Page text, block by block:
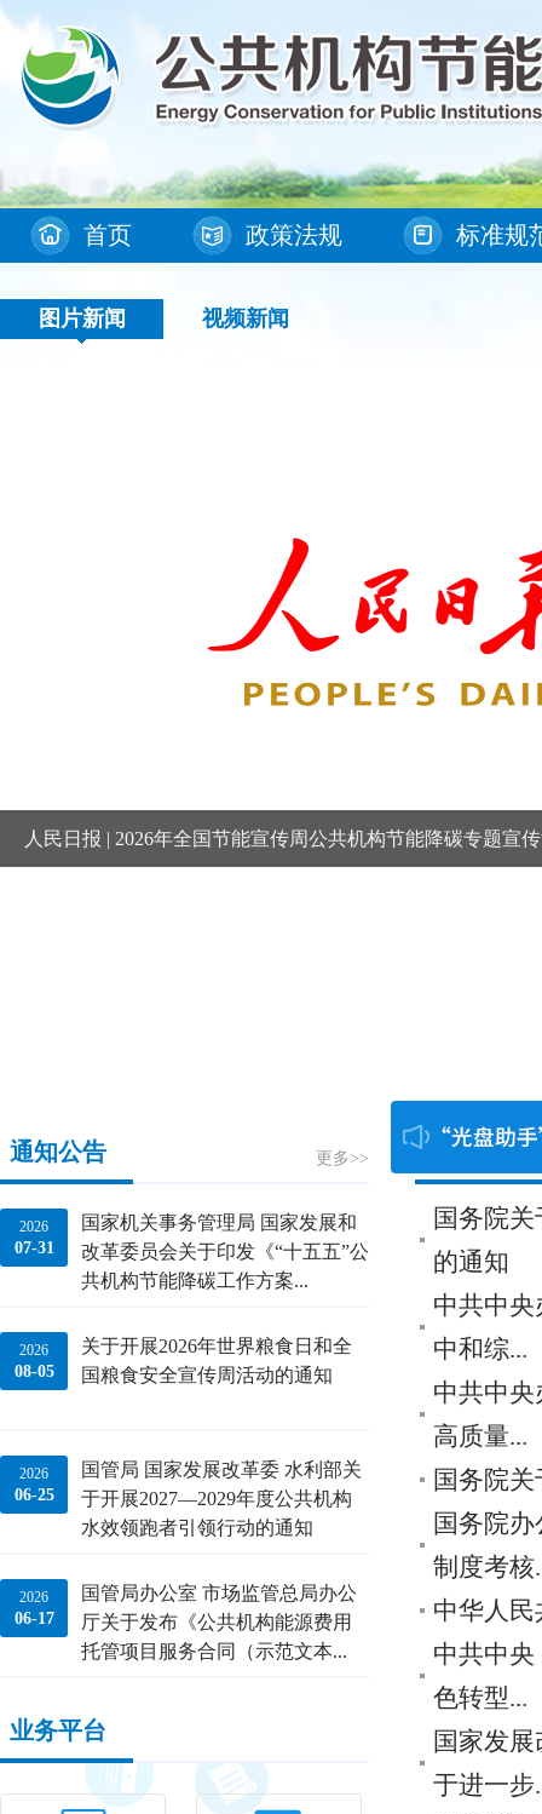
首页 政策法规 标准规
图片新闻 视频新闻
人民日报 | 2026年全国节能宣传周公共机构节能降碳专题宣
通知公告 更多>>
2026
07-31
国家机关事务管理局 国家发展和
改革委员会关于印发《“十五五”公
共机构节能降碳工作方案...
2026
08-05
关于开展2026年世界粮食日和全
国粮食安全宣传周活动的通知
2026
06-25
国管局 国家发展改革委 水利部关
于开展2027—2029年度公共机构
水效领跑者引领行动的通知
2026
06-17
国管局办公室 市场监管总局办公
厅关于发布《公共机构能源费用
托管项目服务合同（示范文本...
业务平台
政策法规
国务院
的通知
中共中
中和综...
中共中
高质量...
国务院
国务院
制度考核
中华人
中共中
色转型...
国家发
于进一步